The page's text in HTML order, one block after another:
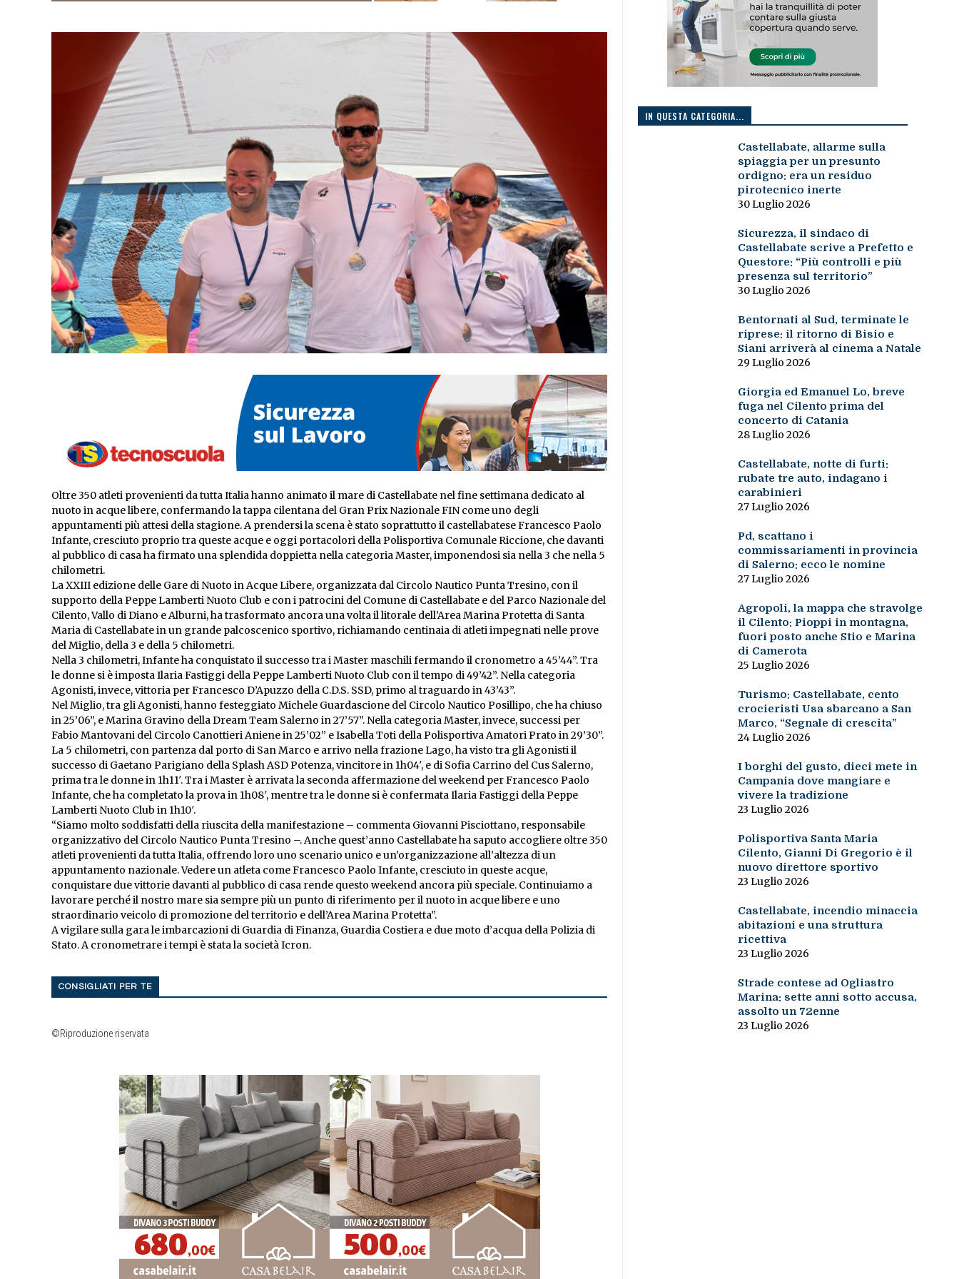
Oltre 350 atleti provenienti da tutta Italia hanno animato il mare di Castellabate nel fine settimana dedicato al
nuoto in acque libere, confermando la tappa cilentana del Gran Prix Nazionale FIN come uno degli
appuntamenti più attesi della stagione. A prendersi la scena è stato soprattutto il castellabatese Francesco Paolo
Infante, cresciuto proprio tra queste acque e oggi portacolori della Polisportiva Comunale Riccione, che davanti
al pubblico di casa ha firmato una splendida doppietta nella categoria Master, imponendosi sia nella 3 che nella 5
chilometri.
La XXIII edizione delle Gare di Nuoto in Acque Libere, organizzata dal Circolo Nautico Punta Tresino, con il
supporto della Peppe Lamberti Nuoto Club e con i patrocini del Comune di Castellabate e del Parco Nazionale del
Cilento, Vallo di Diano e Alburni, ha trasformato ancora una volta il litorale dell’Area Marina Protetta di Santa
Maria di Castellabate in un grande palcoscenico sportivo, richiamando centinaia di atleti impegnati nelle prove
del Miglio, della 3 e della 5 chilometri.
Nella 3 chilometri, Infante ha conquistato il successo tra i Master maschili fermando il cronometro a 45’44”. Tra
le donne si è imposta Ilaria Fastiggi della Peppe Lamberti Nuoto Club con il tempo di 49’42”. Nella categoria
Agonisti, invece, vittoria per Francesco D’Apuzzo della C.D.S. SSD, primo al traguardo in 43’43”.
Nel Miglio, tra gli Agonisti, hanno festeggiato Michele Guardascione del Circolo Nautico Posillipo, che ha chiuso
in 25’06”, e Marina Gravino della Dream Team Salerno in 27’57”. Nella categoria Master, invece, successi per
Fabio Mantovani del Circolo Canottieri Aniene in 25’02” e Isabella Toti della Polisportiva Amatori Prato in 29’30”.
La 5 chilometri, con partenza dal porto di San Marco e arrivo nella frazione Lago, ha visto tra gli Agonisti il
successo di Gaetano Parigiano della Splash ASD Potenza, vincitore in 1h04′, e di Sofia Carrino del Cus Salerno,
prima tra le donne in 1h11′. Tra i Master è arrivata la seconda affermazione del weekend per Francesco Paolo
Infante, che ha completato la prova in 1h08′, mentre tra le donne si è confermata Ilaria Fastiggi della Peppe
Lamberti Nuoto Club in 1h10′.
“Siamo molto soddisfatti della riuscita della manifestazione – commenta Giovanni Pisciottano, responsabile
organizzativo del Circolo Nautico Punta Tresino –. Anche quest’anno Castellabate ha saputo accogliere oltre 350
atleti provenienti da tutta Italia, offrendo loro uno scenario unico e un’organizzazione all’altezza di un
appuntamento nazionale. Vedere un atleta come Francesco Paolo Infante, cresciuto in queste acque,
conquistare due vittorie davanti al pubblico di casa rende questo weekend ancora più speciale. Continuiamo a
lavorare perché il nostro mare sia sempre più un punto di riferimento per il nuoto in acque libere e uno
straordinario veicolo di promozione del territorio e dell’Area Marina Protetta”.
A vigilare sulla gara le imbarcazioni di Guardia di Finanza, Guardia Costiera e due moto d’acqua della Polizia di
Stato. A cronometrare i tempi è stata la società Icron.
CONSIGLIATI PER TE
©Riproduzione riservata
IN QUESTA CATEGORIA...
Castellabate, allarme sulla
spiaggia per un presunto
ordigno: era un residuo
pirotecnico inerte
30 Luglio 2026
Sicurezza, il sindaco di
Castellabate scrive a Prefetto e
Questore: “Più controlli e più
presenza sul territorio”
30 Luglio 2026
Bentornati al Sud, terminate le
riprese: il ritorno di Bisio e
Siani arriverà al cinema a Natale
29 Luglio 2026
Giorgia ed Emanuel Lo, breve
fuga nel Cilento prima del
concerto di Catania
28 Luglio 2026
Castellabate, notte di furti:
rubate tre auto, indagano i
carabinieri
27 Luglio 2026
Pd, scattano i
commissariamenti in provincia
di Salerno: ecco le nomine
27 Luglio 2026
Agropoli, la mappa che stravolge
il Cilento: Pioppi in montagna,
fuori posto anche Stio e Marina
di Camerota
25 Luglio 2026
Turismo: Castellabate, cento
crocieristi Usa sbarcano a San
Marco, “Segnale di crescita”
24 Luglio 2026
I borghi del gusto, dieci mete in
Campania dove mangiare e
vivere la tradizione
23 Luglio 2026
Polisportiva Santa Maria
Cilento, Gianni Di Gregorio è il
nuovo direttore sportivo
23 Luglio 2026
Castellabate, incendio minaccia
abitazioni e una struttura
ricettiva
23 Luglio 2026
Strade contese ad Ogliastro
Marina: sette anni sotto accusa,
assolto un 72enne
23 Luglio 2026